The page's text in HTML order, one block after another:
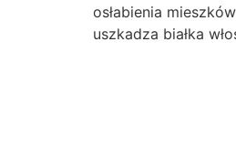
osłabienia
uszkadza białka